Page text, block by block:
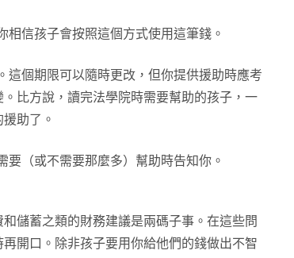
相信孩子會按照這個方式使用這筆錢。
這個期限可以隨時更改，但你提供援助時應考
比方說，讀完法學院時需要幫助的孩子，一
助了。
要（或不需要那麼多）幫助時告知你。
儲蓄之類的財務建議是兩碼子事。在這些問
開口。除非孩子要用你給他們的錢做出不智